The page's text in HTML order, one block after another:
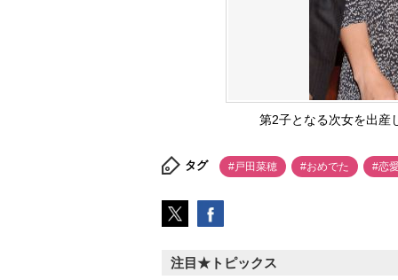
第2子となる次女を出
タグ #戸田菜穂 #おめでた #恋
注目★トピックス